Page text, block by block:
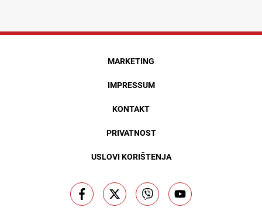
MARKETING
IMPRESSUM
KONTAKT
PRIVATNOST
USLOVI KORIŠTENJA